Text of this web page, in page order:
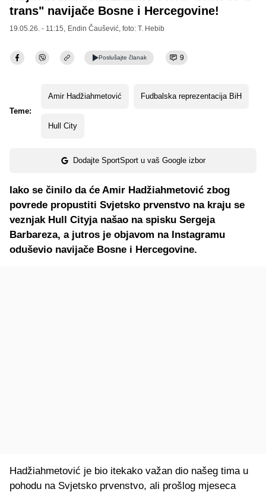
trans" navijače Bosne i Hercegovine!
19.05.26. - 11:15, Endin Čaušević , foto: T. Hebib
Poslušajte članak 9
Teme:
Amir Hadžiahmetović Fudbalska reprezentacija BiH
Hull City
Dodajte SportSport u vaš Google izbor
Iako se činilo da će Amir Hadžiahmetović zbog
povrede propustiti Svjetsko prvenstvo na kraju se
veznjak Hull Cityja našao na spisku Sergeja
Barbareza, a jutros je objavom na Instagramu
oduševio navijače Bosne i Hercegovine.
Hadžiahmetović je bio itekako važan dio našeg tima u
pohodu na Svjetsko prvenstvo, ali prošlog mjeseca